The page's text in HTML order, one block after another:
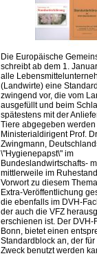
Die Europäische
schreibt ab dem 1.
alle
(Landwirte) eine
zwingend vor, die vom
ausgefüllt und beim
spätestens mit der
Tiere abgegeben werden
Ministerialdirigent Prof.
Zwingmann,
\"Hygienepapst\" im
Bundeslandwirtschafts-
mittlerweile im
Vorwort zu diesem
Extra-Veröffentlichung
die ebenfalls im DVH-
der auch die VFZ
erschienen ist. Der DVH-
Bonn, bietet einen
Standardblock an, der
Zweck benutzt werden